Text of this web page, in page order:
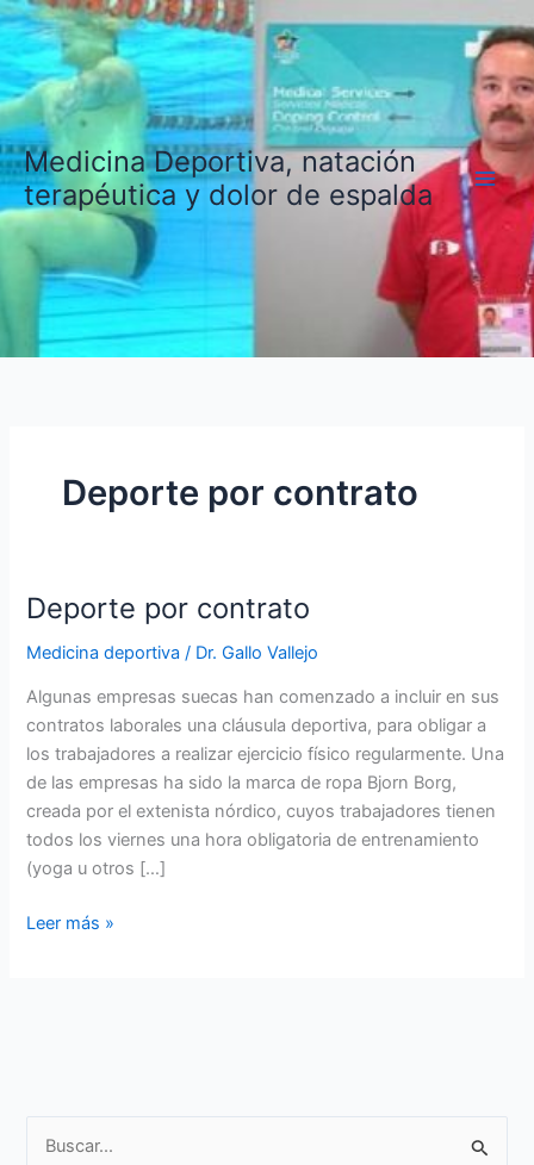
Ir
contenido
Medicina Deportiva, natación
terapéutica y dolor de espalda
Deporte por contrato
Deporte por contrato
Medicina deportiva / Dr. Gallo Vallejo
Algunas empresas suecas han comenzado a incluir en sus
contratos laborales una cláusula deportiva, para obligar a
los trabajadores a realizar ejercicio físico regularmente. Una
de las empresas ha sido la marca de ropa Bjorn Borg,
creada por el extenista nórdico, cuyos trabajadores tienen
todos los viernes una hora obligatoria de entrenamiento
(yoga u otros […]
Deporte
Leer más »